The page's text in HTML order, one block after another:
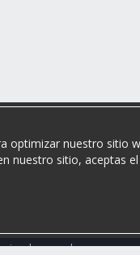
optimizar nuestro sitio
nuestro sitio, aceptas
con las que